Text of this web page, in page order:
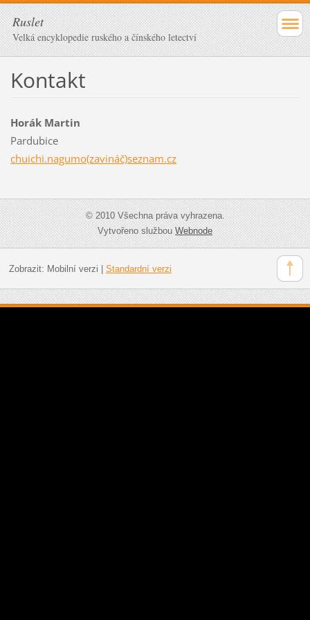
Ruslet
Velká encyklopedie ruského a čínského letectví
Kontakt
Horák Martin
Pardubice
chuichi.nagumo(zavináč)seznam.cz
© 2010 Všechna práva vyhrazena.
Vytvořeno službouWebnode
Zobrazit: Mobilní verzi Standardní verzi